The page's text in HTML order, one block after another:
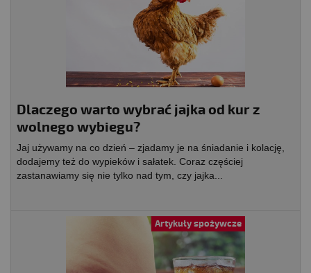
Dlaczego warto wybrać jajka od kur z
wolnego wybiegu?
Jaj używamy na co dzień – zjadamy je na śniadanie i kolację,
dodajemy też do wypieków i sałatek. Coraz częściej
zastanawiamy się nie tylko nad tym, czy jajka...
Artykuły spożywcze